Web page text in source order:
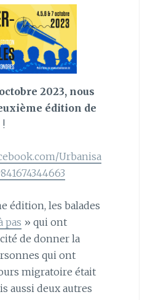
2023, nous
édition de
!
Urbanisa
édition, les balades
pas » qui ont
de donner la
qui ont
migratoire était
aussi deux autres